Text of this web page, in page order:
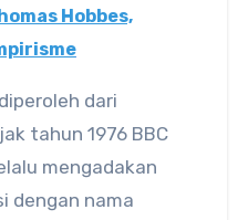
Hobbes,
dari
tahun 1976 BBC
mengadakan
dengan nama